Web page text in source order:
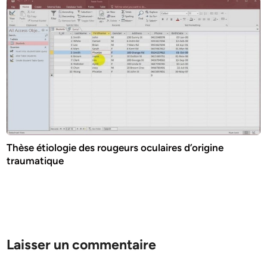
Thèse étiologie des rougeurs oculaires d’origine
traumatique
Laisser un commentaire